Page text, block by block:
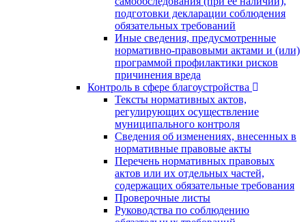
подготовки декларации соблюдения
обязательных требований
Иные сведения, предусмотренные
нормативно-правовыми актами и (или)
программой профилактики рисков
причинения вреда
Контроль в сфере благоустройства
Тексты нормативных актов,
регулирующих осуществление
муниципального контроля
Сведения об изменениях, внесенных в
нормативные правовые акты
Перечень нормативных правовых
актов или их отдельных частей,
содержащих обязательные требования
Проверочные листы
Руководства по соблюдению